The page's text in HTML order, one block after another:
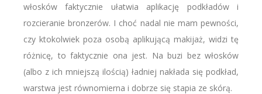
włosków faktycznie ułatwia aplikację podkładów i
rozcieranie bronzerów. I choć nadal nie mam pewności,
czy ktokolwiek poza osobą aplikującą makijaż, widzi tę
różnicę, to faktycznie ona jest. Na buzi bez włosków
(albo z ich mniejszą ilością) ładniej nakłada się podkład,
warstwa jest równomierna i dobrze się stapia ze skórą.